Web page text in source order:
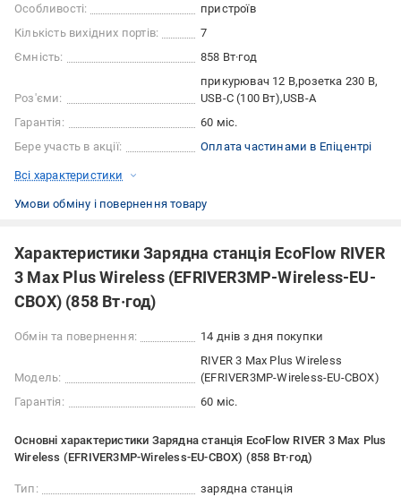
Особливості:
пристроїв
Кількість вихідних портів:
7
Ємність:
858 Вт·год
Роз'єми:
прикурювач 12 В розетка 230 В
USB-C (100 Вт) USB-A
Гарантія:
60 міс.
Бере участь в акції:
Оплата частинами в Епіцентрі
Всі характеристики
Умови обміну і повернення товару
Характеристики Зарядна станція EcoFlow RIVER
3 Max Plus Wireless (EFRIVER3MP-Wireless-EU-
CBOX) (858 Вт·год)
Обмін та повернення: 14 днів з дня покупки
Модель:
RIVER 3 Max Plus Wireless
(EFRIVER3MP-Wireless-EU-CBOX)
Гарантія:
60 міс.
Основні характеристики Зарядна станція EcoFlow RIVER 3 Max Plus
Wireless (EFRIVER3MP-Wireless-EU-CBOX) (858 Вт·год)
Тип:
зарядна станція